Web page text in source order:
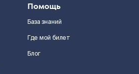
Помощь
База знаний
Где мой билет
Блог